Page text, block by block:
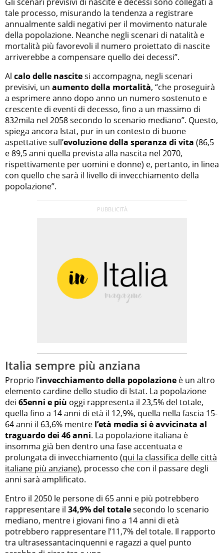
tale processo, misurando la tendenza a registrare
annualmente saldi negativi per il movimento naturale
della popolazione. Neanche negli scenari di natalità e
mortalità più favorevoli il numero proiettato di nascite
arriverebbe a compensare quello dei decessi”.
Al calo delle nascitesi accompagna, negli scenari
previsivi, un aumento della mortalità, “che proseguirà
a esprimere anno dopo anno un numero sostenuto e
crescente di eventi di decesso, fino a un massimo di
832mila nel 2058 secondo lo scenario mediano”. Questo,
spiega ancora Istat, pur in un contesto di buone
aspettative sull’evoluzione della speranza di vita (86,5
e 89,5 anni quella prevista alla nascita nel 2070,
rispettivamente per uomini e donne) e, pertanto, in linea
con quello che sarà il livello di invecchiamento della
popolazione”.
Italia sempre più anziana
Proprio l’invecchiamento della popolazione è un altro
elemento cardine dello studio di Istat. La popolazione
dei 65enni e più oggi rappresenta il 23,5% del totale,
quella fino a 14 anni di età il 12,9%, quella nella fascia 15-
64 anni il 63,6% mentre l’età media si è avvicinata al
traguardo dei 46 anni. La popolazione italiana è
insomma già ben dentro una fase accentuata e
prolungata di invecchiamento (qui la classifica delle città
italiane più anziane), processo che con il passare degli
anni sarà amplificato.
Entro il 2050 le persone di 65 anni e più potrebbero
rappresentare il 34,9% del totalesecondo lo scenario
mediano, mentre i giovani fino a 14 anni di età
potrebbero rappresentare l’11,7% del totale. Il rapporto
tra ultrasessantacinquenni e ragazzi a quel punto